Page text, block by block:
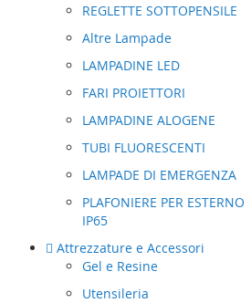
REGLETTE SOTTOPENSILE
Altre Lampade
LAMPADINE LED
FARI PROIETTORI
LAMPADINE ALOGENE
TUBI FLUORESCENTI
LAMPADE DI EMERGENZA
PLAFONIERE PER ESTERNO
IP65
Attrezzature e Accessori
Gel e Resine
Utensileria